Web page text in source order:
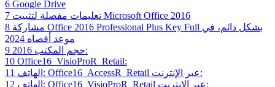
6 Google Drive
7
تعليمات مفصلة لتثبيت Microsoft Office 2016
8 مشاركة Office 2016 Professional Plus Key Full بشكل دائم، في
موعد أقصاه 2024
9
حجم المكتب 2016:
10 Office16_VisioProR_Retail:
11
الهاتف: Office16_AccessR_Retail عبر الإنترنت:
12
الهاتف: Office16_VisioProR_Retail عبر الإنترنت: